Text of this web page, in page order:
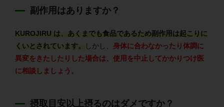
副作用はありますか？
KUROJIRU は、あくまでも食品であるため副作用は起こりに
くいとされています。
しかし、 身体に合わなかったり体調に
異変をきたしたりした場合は、使用を中止してかかりつけ医
に相談しましょう。
摂取目安以上摂るのはダメですか？